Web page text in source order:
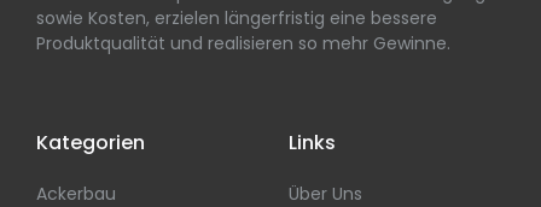
sowie Kosten, erzielen längerfristig eine bessere
Produktqualität und realisieren so mehr Gewinne.
Kategorien
Ackerbau
Links
Über Uns